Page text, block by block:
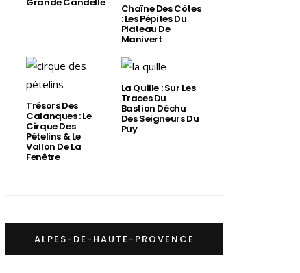
Chaîne Des Côtes
: Les Pépites Du
Plateau De
Manivert
Trésors Des
Calanques : Le
Cirque Des
Pételins & Le
Vallon De La
Fenêtre
La Quille : Sur Les
Traces Du
Bastion Déchu
Des Seigneurs Du
Puy
ALPES-DE-HAUTE-PROVENCE